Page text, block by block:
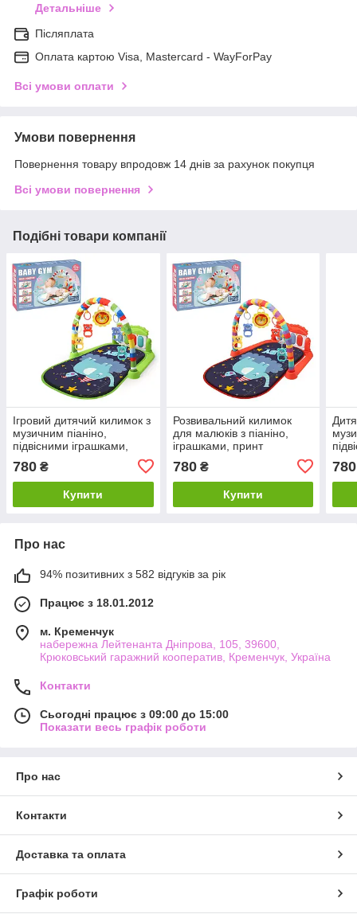
Детальніше
Післяплата
Оплата картою Visa, Mastercard - WayForPay
Всі умови оплати
Умови повернення
Повернення товару впродовж 14 днів за рахунок покупця
Всі умови повернення
Подібні товари компанії
Ігровий дитячий килимок з
музичним піаніно,
підвісними іграшками,
зелений слон
780 ₴
Купити
Розвивальний килимок
для малюків з піаніно,
іграшками, принт
зросту, килимок для дітей
780₴
Купити
слон
780
Про нас
94% позитивних з 582 відгуків за рік
Працює з 18.01.2012
м. Кременчук
набережна Лейтенанта Дніпрова, 105, 39600,
Крюковський гаражний кооператив, Кременчук, Україна
Контакти
Сьогодні працює з 09:00 до 15:00
Показати весь графік роботи
Про нас
Контакти
Доставка та оплата
Графік роботи